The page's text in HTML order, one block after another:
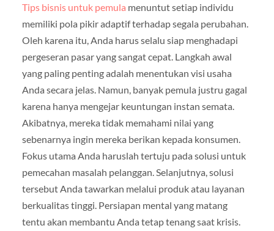
Tips bisnis untuk pemula menuntut setiap individu
memiliki pola pikir adaptif terhadap segala perubahan.
Oleh karena itu, Anda harus selalu siap menghadapi
pergeseran pasar yang sangat cepat. Langkah awal
yang paling penting adalah menentukan visi usaha
Anda secara jelas. Namun, banyak pemula justru gagal
karena hanya mengejar keuntungan instan semata.
Akibatnya, mereka tidak memahami nilai yang
sebenarnya ingin mereka berikan kepada konsumen.
Fokus utama Anda haruslah tertuju pada solusi untuk
pemecahan masalah pelanggan. Selanjutnya, solusi
tersebut Anda tawarkan melalui produk atau layanan
berkualitas tinggi. Persiapan mental yang matang
tentu akan membantu Anda tetap tenang saat krisis.